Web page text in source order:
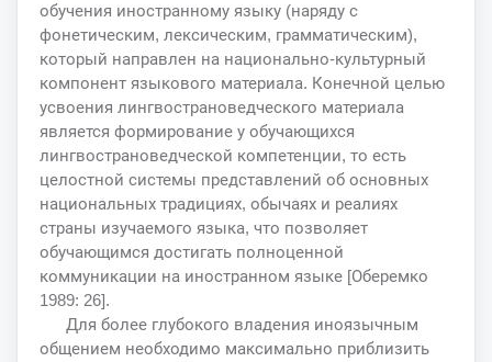
обучения иностранному языку (наряду с
фонетическим, лексическим, грамматическим),
который направлен на национально-культурный
компонент языкового материала. Конечной целью
усвоения лингвострановедческого материала
является формирование у обучающихся
лингвострановедческой компетенции, то есть
целостной системы представлений об основных
национальных традициях, обычаях и реалиях
страны изучаемого языка, что позволяет
обучающимся достигать полноценной
коммуникации на иностранном языке [Оберемко
1989: 26].
Для более глубокого владения иноязычным
общением необходимо максимально приблизить